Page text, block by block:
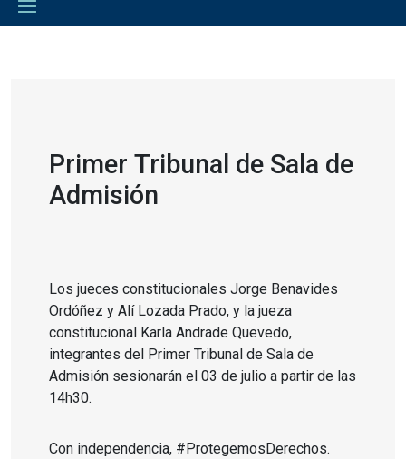
Primer Tribunal de Sala de
Admisión
Los jueces constitucionales Jorge Benavides
Ordóñez y Alí Lozada Prado, y la jueza
constitucional Karla Andrade Quevedo,
integrantes del Primer Tribunal de Sala de
Admisión sesionarán el 03 de julio a partir de las
14h30.
Con independencia, #ProtegemosDerechos.